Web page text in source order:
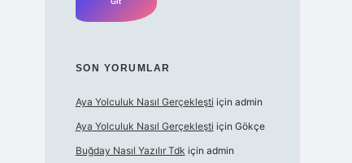
SON YORUMLAR
Aya Yolculuk Nasıl Gerçekleşti için admin
Aya Yolculuk Nasıl Gerçekleşti için Gökçe
Buğday Nasıl Yazılır Tdk için admin